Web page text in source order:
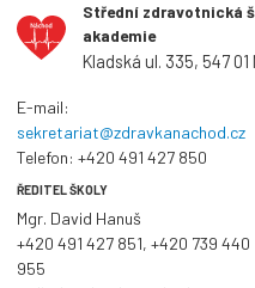
Střední zdravotnická
akademie
Kladská ul. 335, 547
E-mail:
sekretariat@zdravkanachod.cz
Telefon: +420 491 427 850
ŘEDITEL ŠKOLY
Mgr. David Hanuš
+420 491 427 851, +420 739 440
955